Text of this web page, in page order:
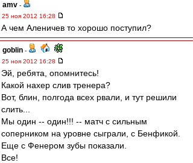
amv -
25 ноя 2012 16:28
А чем Аленичев то хорошо поступил?
goblin -
25 ноя 2012 16:28
Эй, ребята, опомнитесь!
Какой нахер слив тренера?
Вот, блин, полгода всех рвали, и тут решили
слить...
Мы один -- один!!! -- матч с сильным
соперником на уровне сыграли, с Бенфикой.
Еще с Фенером зубы показали.
Все!